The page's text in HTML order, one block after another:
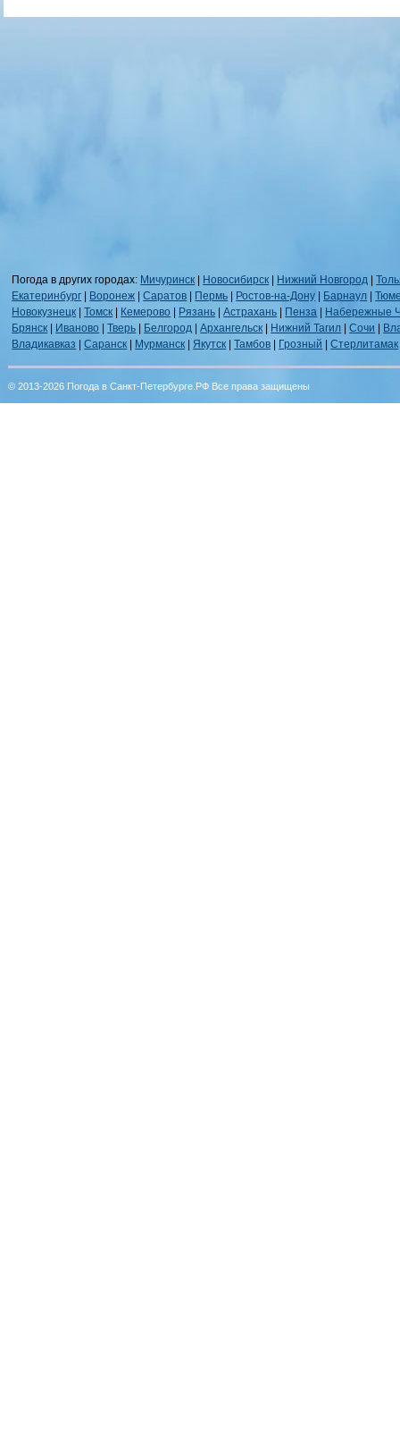
Погода в других городах: Мичуринск | Новосибирск | Нижний Новгород |
Екатеринбург | Воронеж |Саратов | Пермь | Ростов-на-Дону | Барнаул |
Новокузнецк |Томск | Кемерово | Рязань |Астрахань | Пенза | Набережные
Брянск | Иваново |Тверь | Белгород |Архангельск | Нижний Тагил |Сочи |
Владикавказ |Саранск | Мурманск | Якутск |Тамбов | Грозный |Стерлитамак
© 2013-2026 Погода в Санкт-Петербурге.РФ Все права защищены